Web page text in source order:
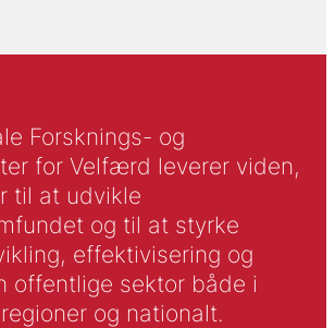
Forsknings- og
for Velfærd leverer viden,
til at udvikle
og til at styrke
effektivisering og
offentlige sektor både i
og nationalt.